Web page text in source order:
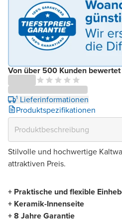
Von über 500 Kunden
¹ Lieferinformationen
Produktspezifikationen
Stilvolle und hochwertige
attraktiven Preis.
+ Praktische und flexible
+ Keramik-Innenseite
+ 8 Jahre Garantie